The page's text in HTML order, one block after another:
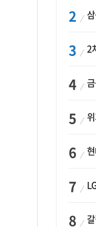
삼
2차
금융
위기
현
갈